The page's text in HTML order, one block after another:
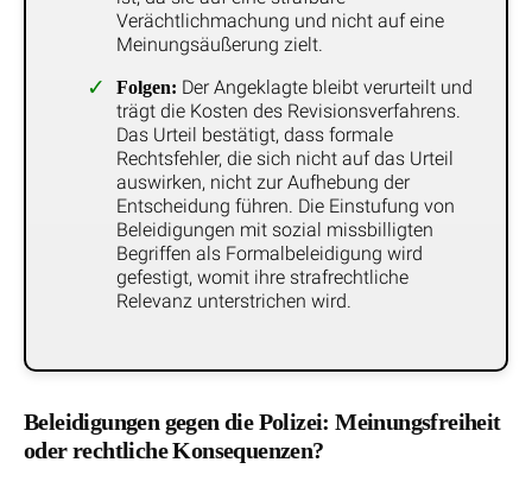
Verächtlichmachung und nicht auf eine
Meinungsäußerung zielt.
Folgen: Der Angeklagte bleibt verurteilt und
trägt die Kosten des Revisionsverfahrens.
Das Urteil bestätigt, dass formale
Rechtsfehler, die sich nicht auf das Urteil
auswirken, nicht zur Aufhebung der
Entscheidung führen. Die Einstufung von
Beleidigungen mit sozial missbilligten
Begriffen als Formalbeleidigung wird
gefestigt, womit ihre strafrechtliche
Relevanz unterstrichen wird.
Beleidigungen gegen die Polizei: Meinungsfreiheit
oder rechtliche Konsequenzen?